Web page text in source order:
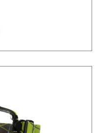
von 120
Reitweg 7, 90587
georg-schmerler@t-